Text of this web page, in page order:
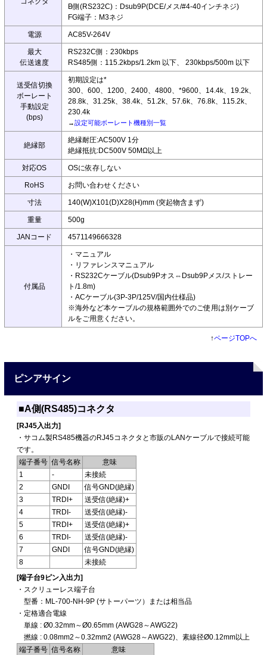
B側(RS232C)：Dsub9P(DCE/メス/#4-40インチネジ)
FG端子：M3ネジ
電源 AC85V-264V
最大
伝送速度
RS232C側：230kbps
RS485側：115.2kbps/1.2km 以下、 230kbps/500m 以下
送受信切換
ボーレート
手動設定
(bps)
初期設定は*
300、600、1200、2400、4800、*9600、14.4k、19.2k、
28.8k、31.25k、38.4k、51.2k、57.6k、76.8k、115.2k、
230.4k
→設定可能ボーレート機種別一覧
絶縁部
絶縁耐圧:AC500V 1分
絶縁抵抗:DC500V 50MΩ以上
対応OS OSに依存しない
RoHS お問い合わせください
寸法 140(W)X101(D)X28(H)mm (突起物含まず)
重量 500g
JANコード 4571149666328
付属品
・マニュアル
・リファレンスマニュアル
・RS232Cケーブル(Dsub9Pオス⇔Dsub9Pメス/ストレー
ト/1.8m)
・ACケーブル(3P-3P/125V/国内仕様品)
※海外など本ケーブルの規格範囲外でのご使用は別ケーブ
ルをご用意ください。
↑ページTOPへ
ピンアサイン
■A側(RS485)コネクタ
[RJ45入出力]
・サコム製RS485機器のRJ45コネクタと市販のLANケーブルで接続可能
です。
端子番号 信号名称
意味
1
-
未接続
2
GNDI
信号GND(絶縁)
3
TRDI+
送受信(絶縁)+
4
TRDI-
送受信(絶縁)-
5
TRDI+
送受信(絶縁)+
6
TRDI-
送受信(絶縁)-
7
GNDI
信号GND(絶縁)
8
未接続
[端子台9ピン入出力]
・スクリューレス端子台
型番：ML-700-NH-9P (サトーパーツ）または相当品
・定格適合電線
単線 : Ø0.32mm～Ø0.65mm (AWG28～AWG22)
撚線 : 0.08mm2～0.32mm2 (AWG28～AWG22)、素線径Ø0.12mm以上
端子番号 信号名称
意味